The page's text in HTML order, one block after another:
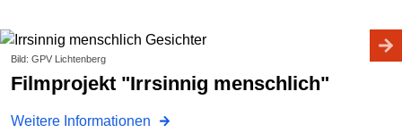
Bild: GPV Lichtenberg
Filmprojekt "Irrsinnig menschlich"
Weitere Informationen